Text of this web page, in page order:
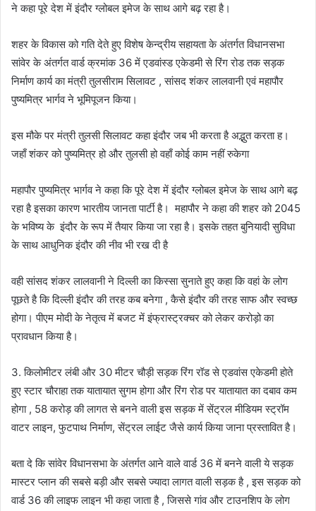
ने कहा पूरे देश में इंदौर ग्लोबल इमेज के साथ आगे बढ़ रहा है।
शहर के विकास को गति देते हुए विशेष केन्द्रीय सहायता के अंतर्गत विधानसभा
सांवेर के अंतर्गत वार्ड क्रमांक 36 में एडवांस्ड एकेडमी से रिंग रोड तक सड़क
निर्माण कार्य का मंत्री तुलसीराम सिलावट , सांसद शंकर लालवानी एवं महापौर
पुष्यमित्र भार्गव ने भूमिपूजन किया।
इस मौके पर मंत्री तुलसी सिलावट कहा इंदौर जब भी करता है अद्भुत करता ह।
जहाँ शंकर को पुष्यमित्र हो और तुलसी हो वहाँ कोई काम नहीं रुकेगा
महापौर पुष्यमित्र भार्गव ने कहा कि पूरे देश में इंदौर ग्लोबल इमेज के साथ आगे बढ़
रहा है इसका कारण भारतीय जानता पार्टी है। महापौर ने कहा की शहर को 2045
के भविष्य के इंदौर के रूप में तैयार किया जा रहा है। इसके तहत बुनियादी सुविधा
के साथ आधुनिक इंदौर की नीव भी रख दी है
वही सांसद शंकर लालवानी ने दिल्ली का किस्सा सुनाते हुए कहा कि वहां के लोग
पूछते है कि दिल्ली इंदौर की तरह कब बनेगा , कैसे इंदौर की तरह साफ और स्वच्छ
होगा। पीएम मोदी के नेतृत्व में बजट में इंफ्रास्ट्रक्चर को लेकर करोड़ो का
प्रावधान किया है।
3. किलोमीटर लंबी और 30 मीटर चौड़ी सड़क रिंग रॉड से एडवांस एकेडमी होते
हुए स्टार चौराहा तक यातायात सुगम होगा और रिंग रोड पर यातायात का दबाव कम
होगा , 58 करोड़ की लागत से बनने वाली इस सड़क में सेंट्रल मीडियम स्ट्रॉम
वाटर लाइन, फुटपाथ निर्माण, सेंट्रल लाईट जैसे कार्य किया जाना प्रस्तावित है।
बता दे कि सांवेर विधानसभा के अंतर्गत आने वाले वार्ड 36 में बनने वाली ये सड़क
मास्टर प्लान की सबसे बड़ी और सबसे ज्यादा लागत वाली सड़क है , इस सड़क को
वार्ड 36 की लाइफ लाइन भी कहा जाता है , जिससे गांव और टाउनशिप के लोग